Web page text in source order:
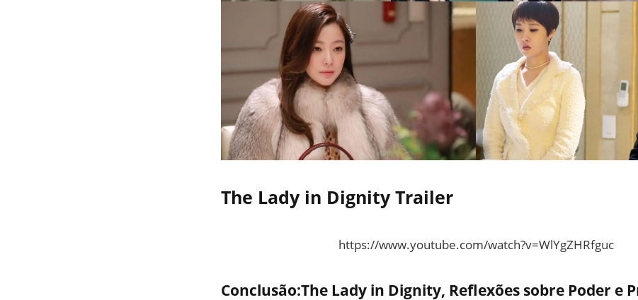
The Lady in Dignity Trailer
https://www.youtube.com/watch?v=WlYgZHRfguc
Conclusão:The Lady in Dignity, Reflexões sobre Poder e